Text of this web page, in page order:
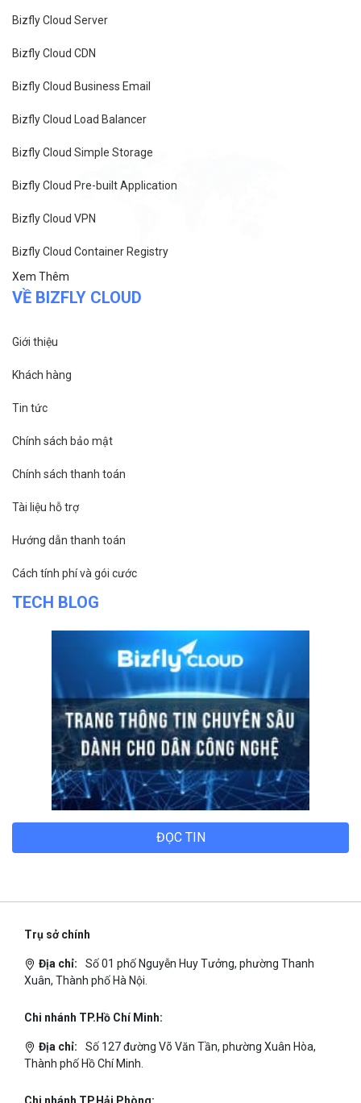
Bizfly Cloud Server
Bizfly Cloud CDN
Bizfly Cloud Business Email
Bizfly Cloud Load Balancer
Bizfly Cloud Simple Storage
Bizfly Cloud Pre-built Application
Bizfly Cloud VPN
Bizfly Cloud Container Registry
Xem Thêm
VỀ BIZFLY CLOUD
Giới thiệu
Khách hàng
Tin tức
Chính sách bảo mật
Chính sách thanh toán
Tài liệu hỗ trợ
Hướng dẫn thanh toán
Cách tính phí và gói cước
TECH BLOG
ĐỌC TIN
Trụ sở chính
Địa chỉ:
Số 01 phố Nguyễn Huy Tưởng, phường Thanh
Xuân, Thành phố Hà Nội.
Chi nhánh TP.Hồ Chí Minh:
Địa chỉ:
Số 127 đường Võ Văn Tần, phường Xuân Hòa,
Thành phố Hồ Chí Minh.